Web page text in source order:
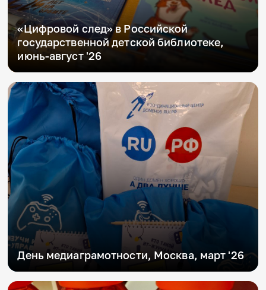
«Цифровой след» в Российской
государственной детской библиотеке,
июнь-август '26
День медиаграмотности, Москва, март '26